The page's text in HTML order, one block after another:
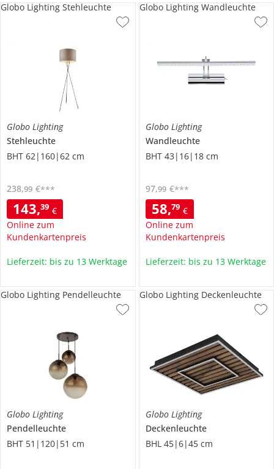
Globo Lighting
Stehleuchte
BHT 62|160|62 cm
143,39 €
Online zum
Kundenkartenpreis
238,99 €***
Globo Lighting Stehleuchte
Lieferzeit: bis zu 13 Werktage
Globo Lighting
Wandleuchte
BHT 43|16|18 cm
58,79 €
Online zum
Kundenkartenpreis
97,99 €***
Globo Lighting Wandleuchte
Lieferzeit: bis zu 13 Werktage
Globo Lighting
Pendelleuchte
BHT 51|120|51 cm
Globo Lighting Pendelleuchte
Globo Lighting
Deckenleuchte
BHL 45|6|45 cm
Globo Lighting Deckenleuchte